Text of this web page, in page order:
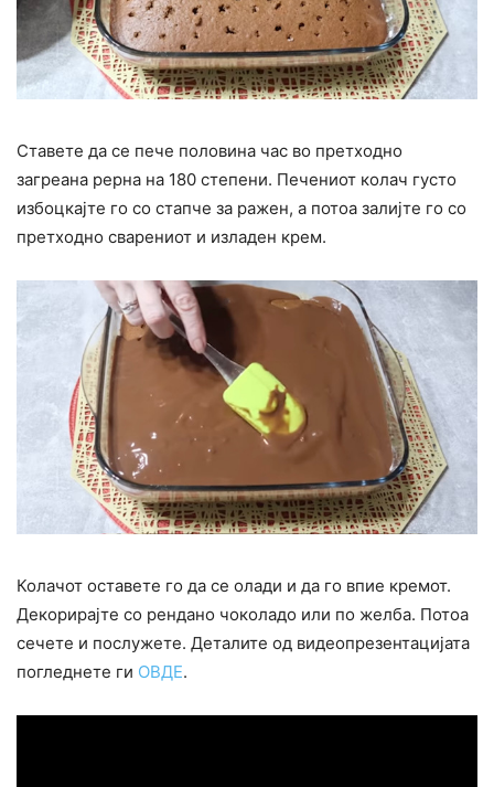
Ставете да се пече половина час во претходно
загреана рерна на 180 степени. Печениот колач густо
избоцкајте го со стапче за ражен, а потоа залијте го со
претходно сварениот и изладен крем.
Колачот оставете го да се олади и да го впие кремот.
Декорирајте со рендано чоколадо или по желба. Потоа
сечете и послужете. Деталите од видеопрезентацијата
погледнете ги ОВДЕ.